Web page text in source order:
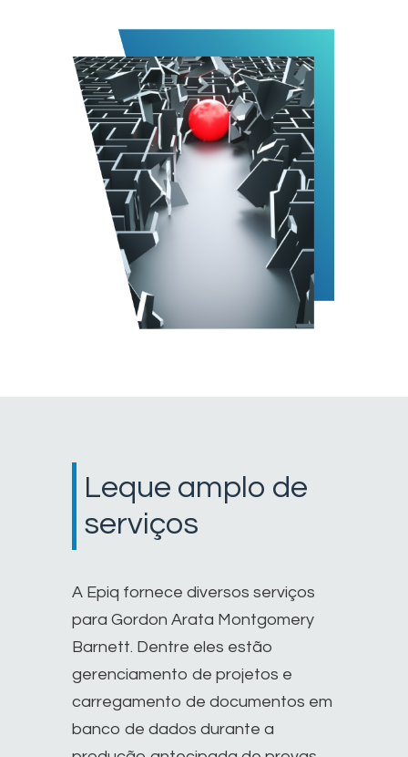
Leque amplo de
serviços
A Epiq fornece diversos serviços
para Gordon Arata Montgomery
Barnett. Dentre eles estão
gerenciamento de projetos e
carregamento de documentos em
banco de dados durante a